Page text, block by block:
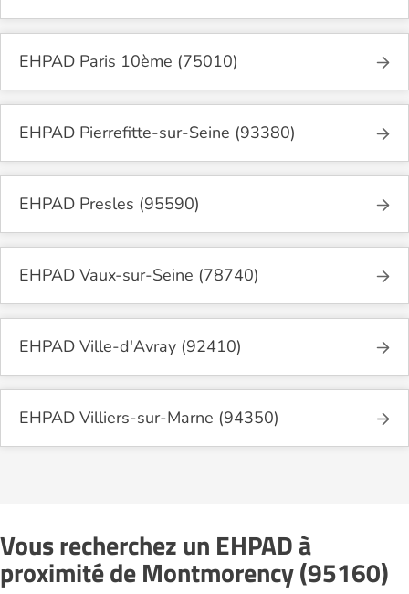
EHPAD Paris 10ème (75010)
EHPAD Pierrefitte-sur-Seine (93380)
EHPAD Presles (95590)
EHPAD Vaux-sur-Seine (78740)
EHPAD Ville-d'Avray (92410)
EHPAD Villiers-sur-Marne (94350)
Vous recherchez un EHPAD à
proximité de Montmorency (95160)